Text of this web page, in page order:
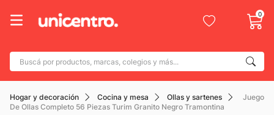
0
Buscá por productos, marcas, colegios y más...
Hogar y decoración Cocina y mesa Ollas y sartenes
Juego
De Ollas Completo 56 Piezas Turim Granito Negro Tramontina
Términos más buscados
1 . adidas